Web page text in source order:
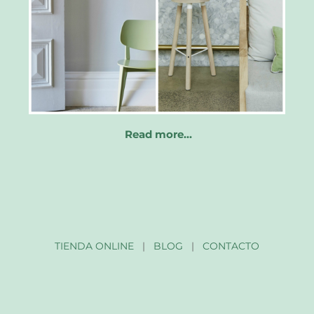
Read more…
TIENDA ONLINE| BLOG | CONTACTO